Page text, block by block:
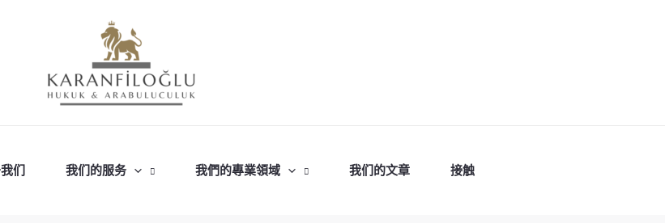
们 我们的服务 我們的專業領域 我们的文章 接触